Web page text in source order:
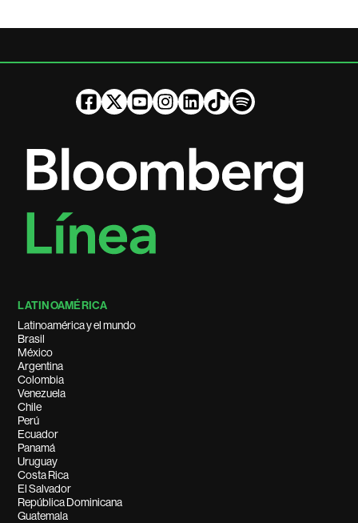
LATINOAMÉRICA
Latinoamérica y el mundo
Brasil
México
Argentina
Colombia
Venezuela
Chile
Perú
Ecuador
Panamá
Uruguay
Costa Rica
El Salvador
República Dominicana
Guatemala